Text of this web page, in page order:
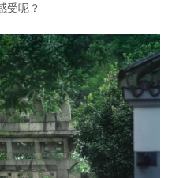
受呢？